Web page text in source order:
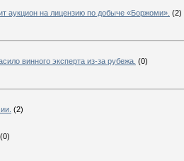
аукцион на лицензию по добыче «Боржоми». (2)
винного эксперта из-за рубежа. (0)
(2)
(0)